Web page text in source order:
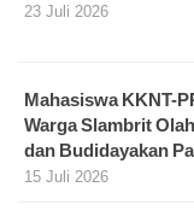
23 Juli 2026
Mahasiswa KKNT-
Warga Slambrit
dan Budidayakan
15 Juli 2026